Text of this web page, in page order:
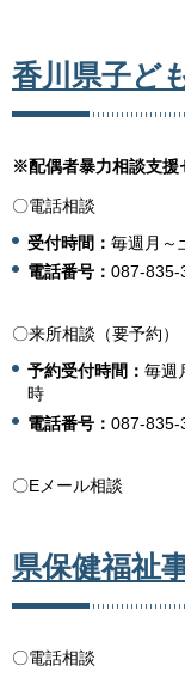
香川県子ど
※配偶者暴力相談支援
〇電話相談
受付時間： 毎週月～
電話番号： 087-835-
〇来所相談（要予約）
予約受付時間： 毎週
時
電話番号： 087-835-
〇Eメール相談
県保健福祉
〇電話相談